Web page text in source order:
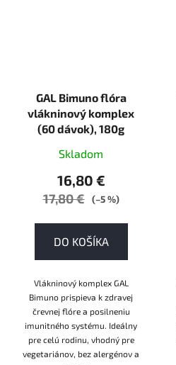
GAL Bimuno flóra
vlákninový komplex
(60 dávok), 180g
Skladom
16,80 €
17,80 € (–5 %)
DO KOŠÍKA
Vlákninový komplex GAL
Bimuno prispieva k zdravej
črevnej flóre a posilneniu
imunitného systému. Ideálny
pre celú rodinu, vhodný pre
vegetariánov, bez alergénov a